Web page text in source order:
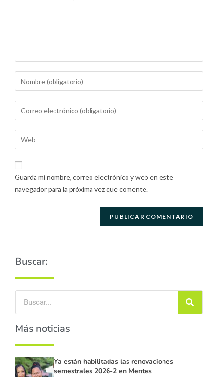
Guarda mi nombre, correo electrónico y web en este
navegador para la próxima vez que comente.
Buscar:
Más noticias
Ya están habilitadas las renovaciones
semestrales 2026-2 en Mentes